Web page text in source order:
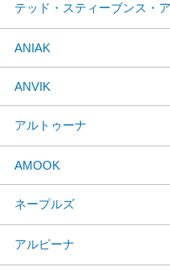
テッド・スティーブンス・
ANIAK
ANVIK
アルトゥーナ
AMOOK
ネープルズ
アルピーナ